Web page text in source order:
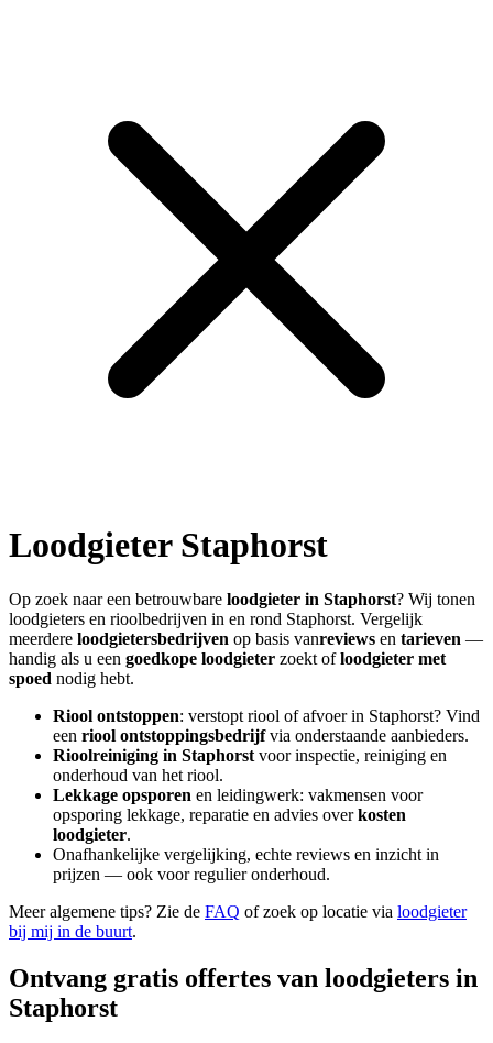
Loodgieter Staphorst
Op zoek naar een betrouwbare loodgieter in Staphorst? Wij tonen
loodgieters en rioolbedrijven in en rond Staphorst. Vergelijk
meerdere loodgietersbedrijven op basis vanreviews en tarieven —
handig als u een goedkope loodgieter zoekt ofloodgieter met
spoed nodig hebt.
Riool ontstoppen: verstopt riool of afvoer in Staphorst? Vind
een riool ontstoppingsbedrijfvia onderstaande aanbieders.
Rioolreiniging in Staphorst voor inspectie, reiniging en
onderhoud van het riool.
Lekkage opsporen en leidingwerk: vakmensen voor
opsporing lekkage, reparatie en advies overkosten
loodgieter.
Onafhankelijke vergelijking, echte reviews en inzicht in
prijzen — ook voor regulier onderhoud.
Meer algemene tips? Zie de FAQ of zoek op locatie via loodgieter
bij mij in de buurt.
Ontvang gratis offertes van loodgieters in
Staphorst